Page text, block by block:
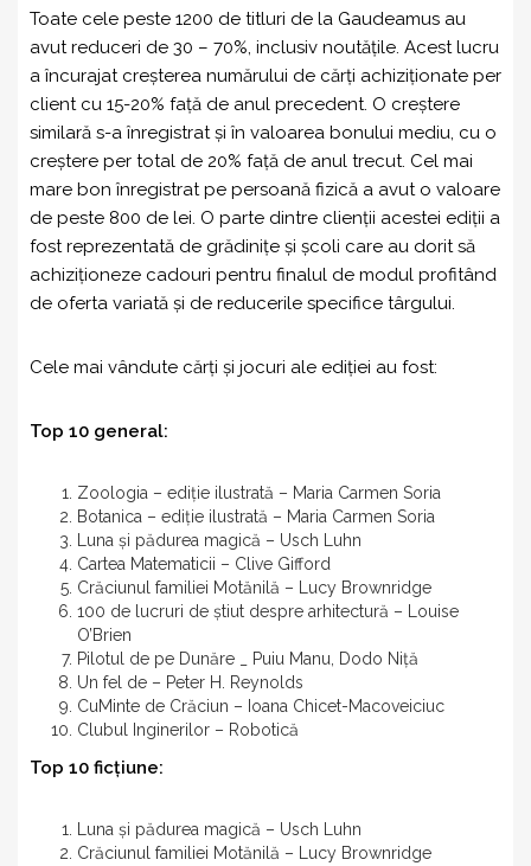
Toate cele peste 1200 de titluri de la Gaudeamus au
avut reduceri de 30 – 70%, inclusiv noutățile. Acest lucru
a încurajat creșterea numărului de cărți achiziționate per
client cu 15-20% față de anul precedent. O creștere
similară s-a înregistrat și în valoarea bonului mediu, cu o
creștere per total de 20% față de anul trecut. Cel mai
mare bon înregistrat pe persoană fizică a avut o valoare
de peste 800 de lei. O parte dintre clienții acestei ediții a
fost reprezentată de grădinițe și școli care au dorit să
achiziționeze cadouri pentru finalul de modul profitând
de oferta variată și de reducerile specifice târgului.
Cele mai vândute cărți și jocuri ale ediției au fost:
Top 10 general:
Zoologia – ediție ilustrată – Maria Carmen Soria
Botanica – ediție ilustrată – Maria Carmen Soria
Luna și pădurea magică – Usch Luhn
Cartea Matematicii – Clive Gifford
Crăciunul familiei Motănilă – Lucy Brownridge
100 de lucruri de știut despre arhitectură – Louise
O’Brien
Pilotul de pe Dunăre _ Puiu Manu, Dodo Niță
Un fel de – Peter H. Reynolds
CuMinte de Crăciun – Ioana Chicet-Macoveiciuc
Clubul Inginerilor – Robotică
Top 10 ficțiune:
Luna și pădurea magică – Usch Luhn
Crăciunul familiei Motănilă – Lucy Brownridge